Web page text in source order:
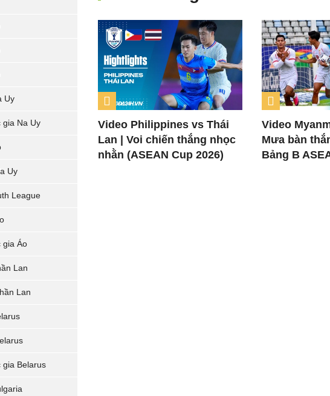
Uy
gia Na Uy
Uy
League
gia Áo
Lan
Lan
gia Belarus
Video Philippines vs Thái
Lan | Voi chiến thắng nhọc
nhằn (ASEAN Cup 2026)
Video
Mưa bàn
Bảng B